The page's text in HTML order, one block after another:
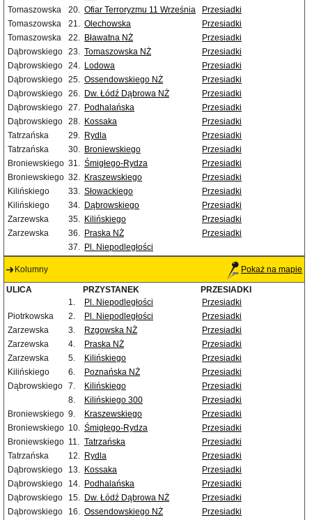
Tomaszowska 20. Ofiar Terroryzmu 11 Września
Przesiadki
Tomaszowska
21. Olechowska
Przesiadki
Tomaszowska
22. Bławatna NŻ
Przesiadki
Dąbrowskiego 23. Tomaszowska NŻ
Przesiadki
Dąbrowskiego 24. Lodowa
Przesiadki
Dąbrowskiego 25. Ossendowskiego NŻ
Przesiadki
Dąbrowskiego 26. Dw. Łódź Dąbrowa NŻ
Przesiadki
Dąbrowskiego 27. Podhalańska
Przesiadki
Dąbrowskiego 28. Kossaka
Przesiadki
Tatrzańska
29. Rydla
Przesiadki
Tatrzańska
30. Broniewskiego
Przesiadki
Broniewskiego 31. Śmigłego-Rydza
Przesiadki
Broniewskiego 32. Kraszewskiego
Przesiadki
Kilińskiego
33. Słowackiego
Przesiadki
Kilińskiego
34. Dąbrowskiego
Przesiadki
Zarzewska
35. Kilińskiego
Przesiadki
Zarzewska
36. Praska NŻ
Przesiadki
37. Pl. Niepodległości
Kolumny Pokaż na mapie
ULICA PRZYSTANEK
PRZESIADKI
1.
Pl. Niepodległości
Przesiadki
Piotrkowska
2. Pl. Niepodległości
Przesiadki
Zarzewska
3. Rzgowska NŻ
Przesiadki
Zarzewska
4. Praska NŻ
Przesiadki
Zarzewska
5. Kilińskiego
Przesiadki
Kilińskiego
6. Poznańska NŻ
Przesiadki
Dąbrowskiego 7. Kilińskiego
Przesiadki
8.
Kilińskiego 300
Przesiadki
Broniewskiego 9. Kraszewskiego
Przesiadki
Broniewskiego 10. Śmigłego-Rydza
Przesiadki
Broniewskiego 11. Tatrzańska
Przesiadki
Tatrzańska
12. Rydla
Przesiadki
Dąbrowskiego
13. Kossaka
Przesiadki
Dąbrowskiego
14. Podhalańska
Przesiadki
Dąbrowskiego
15. Dw. Łódź Dąbrowa NŻ
Przesiadki
Dąbrowskiego
16. Ossendowskiego NŻ
Przesiadki